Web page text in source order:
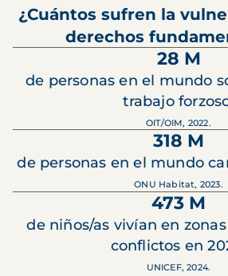
¿Cuántos sufren la
derechos
28 M
de personas en el mundo
trabajo
OIT/OIM, 2022.
318 M
de personas en el mundo
ONU Habitat, 2023.
473 M
de niños/as vivían en
conflictos en
UNICEF, 2024.